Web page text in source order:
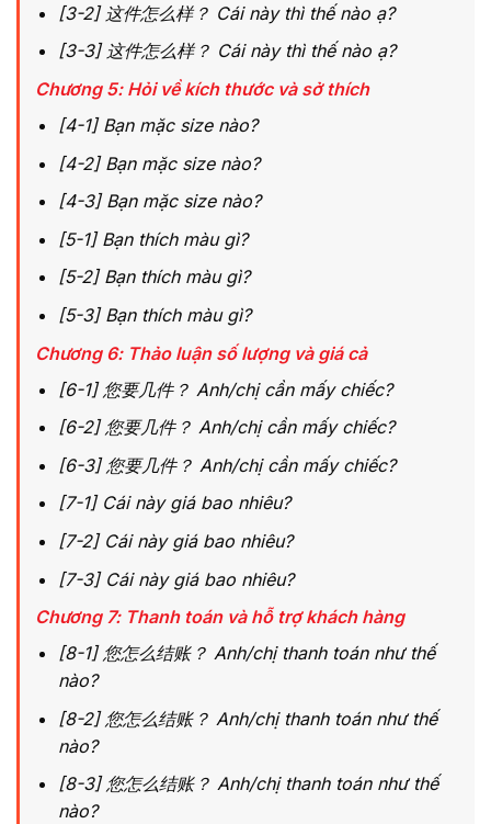
[3-2] 这件怎么样？ Cái này thì thế nào ạ?
[3-3] 这件怎么样？ Cái này thì thế nào ạ?
Chương 5: Hỏi về kích thước và sở thích
[4-1] Bạn mặc size nào?
[4-2] Bạn mặc size nào?
[4-3] Bạn mặc size nào?
[5-1] Bạn thích màu gì?
[5-2] Bạn thích màu gì?
[5-3] Bạn thích màu gì?
Chương 6: Thảo luận số lượng và giá cả
[6-1] 您要几件？ Anh/chị cần mấy chiếc?
[6-2] 您要几件？ Anh/chị cần mấy chiếc?
[6-3] 您要几件？ Anh/chị cần mấy chiếc?
[7-1] Cái này giá bao nhiêu?
[7-2] Cái này giá bao nhiêu?
[7-3] Cái này giá bao nhiêu?
Chương 7: Thanh toán và hỗ trợ khách hàng
[8-1] 您怎么结账？ Anh/chị thanh toán như thế
nào?
[8-2] 您怎么结账？ Anh/chị thanh toán như thế
nào?
[8-3] 您怎么结账？ Anh/chị thanh toán như thế
nào?